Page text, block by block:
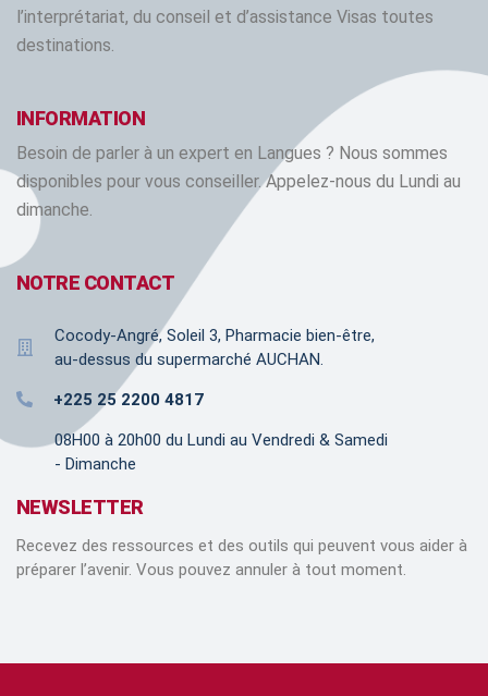
l’interprétariat, du conseil et d’assistance Visas toutes
destinations.
INFORMATION
Besoin de parler à un expert en Langues ? Nous sommes
disponibles pour vous conseiller. Appelez-nous du Lundi au
dimanche.
NOTRE CONTACT
Cocody-Angré, Soleil 3, Pharmacie bien-être,
au-dessus du supermarché AUCHAN.
+225 25 2200 4817
08H00 à 20h00 du Lundi au Vendredi & Samedi
- Dimanche
NEWSLETTER
Recevez des ressources et des outils qui peuvent vous aider à
préparer l’avenir. Vous pouvez annuler à tout moment.